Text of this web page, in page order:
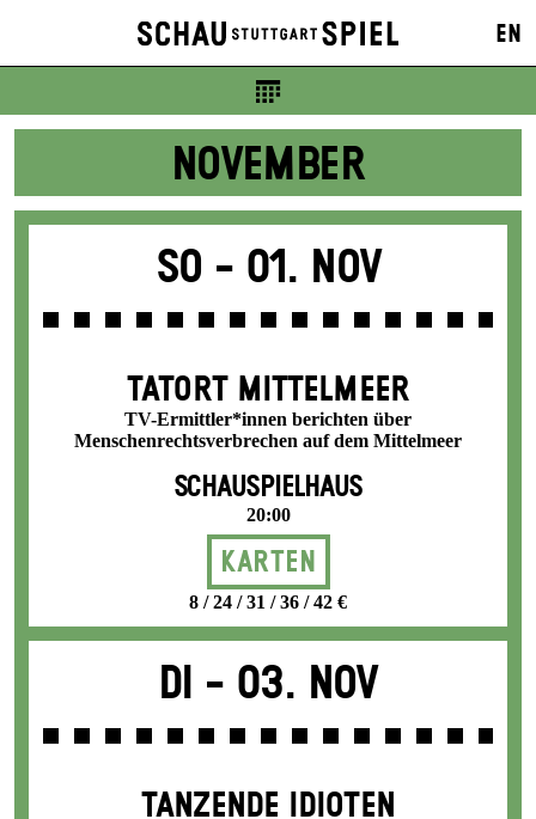
EN
NOVEMBER
So - 01. Nov
TATORT MITTELMEER
TV-Ermittler*innen berichten über
Menschenrechtsverbrechen auf dem Mittelmeer
SCHAUSPIELHAUS
20:00
Karten
8 / 24 / 31 / 36 / 42 €
Di - 03. Nov
TANZENDE IDIOTEN